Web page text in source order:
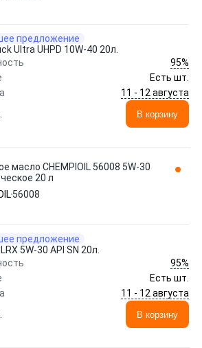
предложение
Ultra UHPD 10W-40 20л.
95%
Есть шт.
11 - 12 августа
В корзину
масло CHEMPIOIL 56008 5W-30
20 л
56008
предложение
5W-30 API SN 20л.
95%
Есть шт.
11 - 12 августа
В корзину